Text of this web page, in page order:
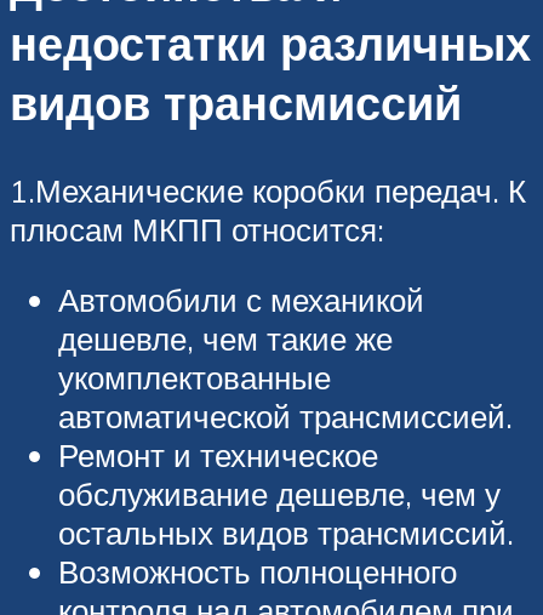
недостатки различных
видов трансмиссий
1.Механические коробки передач. К
плюсам МКПП относится:
Автомобили с механикой
дешевле, чем такие же
укомплектованные
автоматической трансмиссией.
Ремонт и техническое
обслуживание дешевле, чем у
остальных видов трансмиссий.
Возможность полноценного